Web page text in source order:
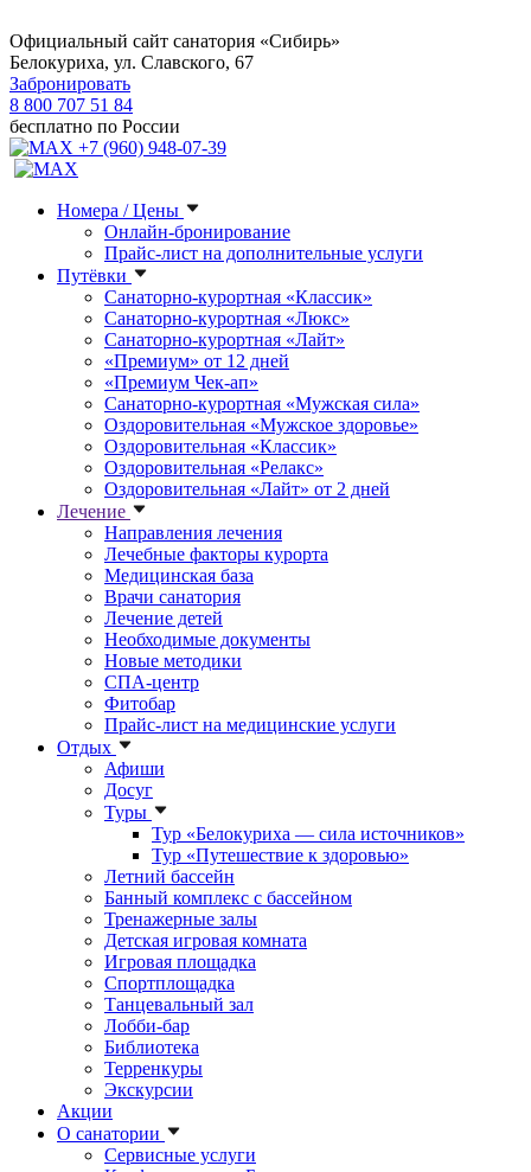
Официальный сайт санатория «Сибирь»
Белокуриха, ул. Славского, 67
Забронировать
8 800 707 51 84
бесплатно по России
+7 (960) 948-07-39
Номера / Цены
Онлайн-бронирование
Прайс-лист на дополнительные услуги
Путёвки
Санаторно-курортная «Классик»
Санаторно-курортная «Люкс»
Санаторно-курортная «Лайт»
«Премиум» от 12 дней
«Премиум Чек-ап»
Санаторно-курортная «Мужская сила»
Оздоровительная «Мужское здоровье»
Оздоровительная «Классик»
Оздоровительная «Релакс»
Оздоровительная «Лайт» от 2 дней
Лечение
Направления лечения
Лечебные факторы курорта
Медицинская база
Врачи санатория
Лечение детей
Необходимые документы
Новые методики
СПА-центр
Фитобар
Прайс-лист на медицинские услуги
Отдых
Афиши
Досуг
Туры
Тур «Белокуриха — сила источников»
Тур «Путешествие к здоровью»
Летний бассейн
Банный комплекс с бассейном
Тренажерные залы
Детская игровая комната
Игровая площадка
Спортплощадка
Танцевальный зал
Лобби-бар
Библиотека
Терренкуры
Экскурсии
Акции
О санатории
Сервисные услуги